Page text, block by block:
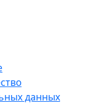
данных